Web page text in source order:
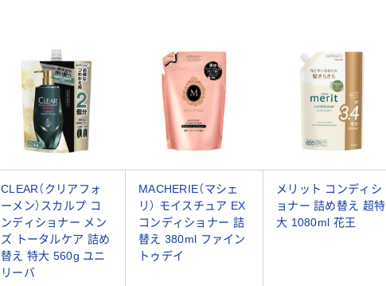
CLEAR（クリアフォ
ーメン）スカルプ コ
ンディショナー メン
ズ トータルケア 詰め
替え 特大 560g ユニ
リーバ
MACHERIE（マシェ
リ） モイスチュア EX
コンディショナー 詰
替え 380ml ファイン
トゥデイ
メリット コンディシ
ョナー 詰め替え 超特
大 1080ml 花王